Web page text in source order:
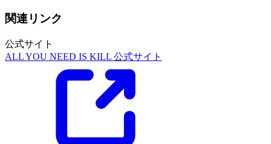
関連リンク
公式サイト
ALL YOU NEED IS KILL 公式サイト